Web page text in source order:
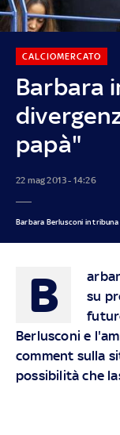
Barbara
papà"
CALCIOMERCATO
22 mag 2013 - 14:26
Barbara Berlusconi in tribuna
B
su
Berlusconi e
comment sulla
possibilità che